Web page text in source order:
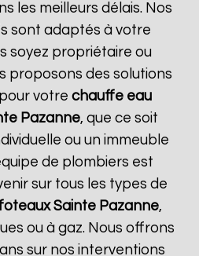
les meilleurs délais. Nos
sont adaptés à votre
soyez propriétaire ou
proposons des solutions
votrechauffe eau
Pazanne, que ce soit
ou un immeuble
de plombiers est
sur tous les types de
Sainte Pazanne,
ou à gaz. Nous offrons
sur nos interventions